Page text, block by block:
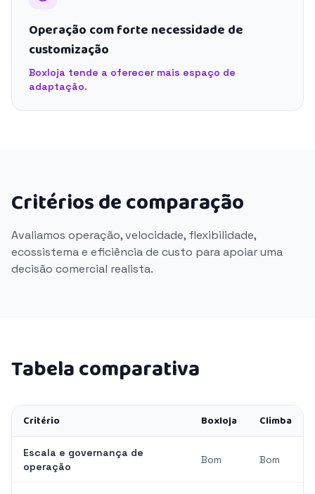
Operação com forte necessidade de
customização
Boxloja tende a oferecer mais espaço de
adaptação.
Critérios de comparação
Avaliamos operação, velocidade, flexibilidade,
ecossistema e eficiência de custo para apoiar uma
decisão comercial realista.
Tabela comparativa
Critério Boxloja Climba
Escala e governança de
operação
Bom Bom